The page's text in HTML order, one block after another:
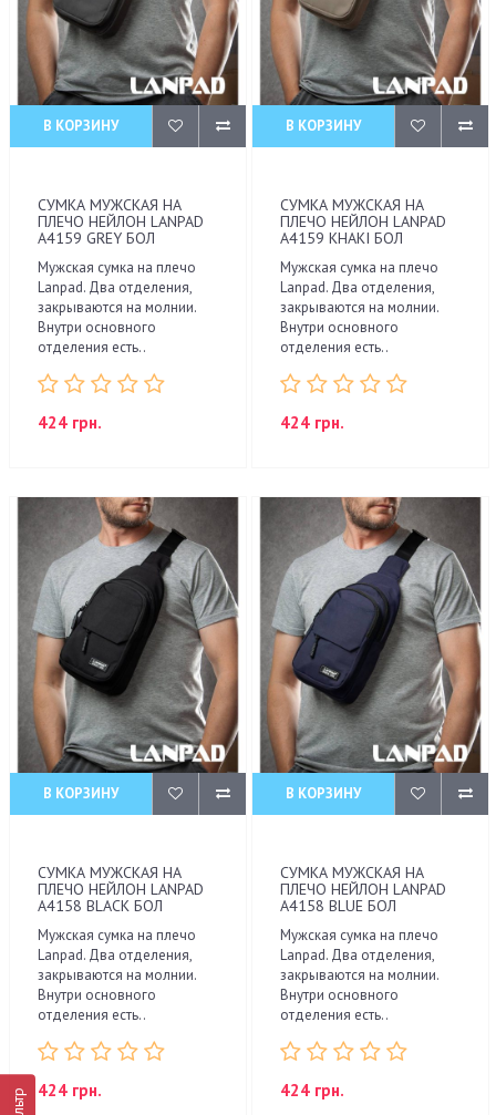
В КОРЗИНУ
СУМКА МУЖСКАЯ НА
ПЛЕЧО НЕЙЛОН LANPAD
A4159 GREY БОЛ
Мужская сумка на плечо
Lanpad. Два отделения,
закрываются на молнии.
Внутри основного
отделения есть..
424 грн.
В КОРЗИНУ
СУМКА МУЖСКАЯ НА
ПЛЕЧО НЕЙЛОН LANPAD
A4159 KHAKI БОЛ
Мужская сумка на плечо
Lanpad. Два отделения,
закрываются на молнии.
Внутри основного
отделения есть..
424 грн.
В КОРЗИНУ
СУМКА МУЖСКАЯ НА
ПЛЕЧО НЕЙЛОН LANPAD
A4158 BLACK БОЛ
Мужская сумка на плечо
Lanpad. Два отделения,
закрываются на молнии.
Внутри основного
отделения есть..
424 грн.
В КОРЗИНУ
СУМКА МУЖСКАЯ НА
ПЛЕЧО НЕЙЛОН LANPAD
A4158 BLUE БОЛ
Мужская сумка на плечо
Lanpad. Два отделения,
закрываются на молнии.
Внутри основного
отделения есть..
424 грн.